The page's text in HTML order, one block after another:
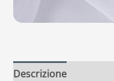
Descrizione